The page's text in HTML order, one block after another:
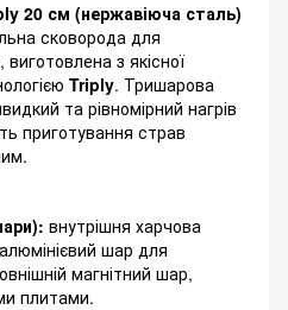
20 см (нержавіюча сталь)
сковорода для
з якісної
Triply. Тришарова
та рівномірний нагрів
приготування страв
внутрішня харчова
шар для
магнітний шар,
плитами.